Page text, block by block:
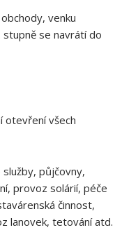
venku
se navrátí do
otevření všech
půjčovny,
provoz solárií, péče
činnost,
lanovek, tetování atd.